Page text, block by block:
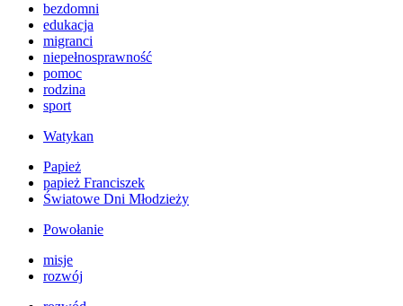
bezdomni
edukacja
migranci
niepełnosprawność
pomoc
rodzina
sport
Watykan
Papież
papież Franciszek
Światowe Dni Młodzieży
Powołanie
misje
rozwój